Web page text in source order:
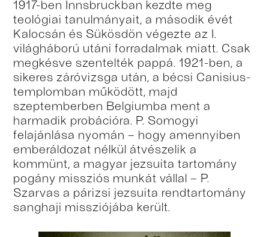
1917-ben Innsbruckban kezdte meg
teológiai tanulmányait, a második évét
Kalocsán és Sükösdön végezte az I.
világháború utáni forradalmak miatt. Csak
megkésve szentelték pappá. 1921-ben, a
sikeres záróvizsga után, a bécsi Canisius-
templomban működött, majd
szeptemberben Belgiumba ment a
harmadik probációra. P. Somogyi
felajánlása nyomán – hogy amennyiben
emberáldozat nélkül átvészelik a
kommünt, a magyar jezsuita tartomány
pogány missziós munkát vállal – P.
Szarvas a párizsi jezsuita rendtartomány
sanghaji missziójába került.